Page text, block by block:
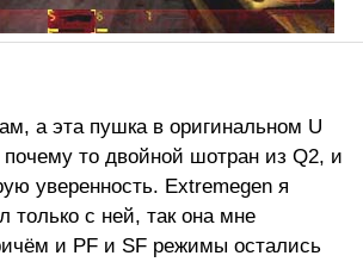
а эта пушка в оригинальном U
то двойной шотран из Q2, и
уверенность. Extremegen я
только с ней, так она мне
и PF и SF режимы остались